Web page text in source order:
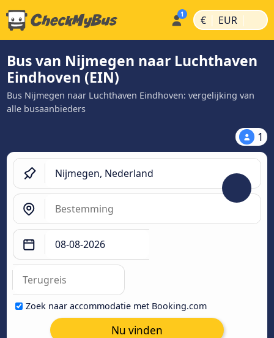
€ | EUR |
Bus van Nijmegen naar Luchthaven
Eindhoven (EIN)
Bus Nijmegen naar Luchthaven Eindhoven: vergelijking van
alle busaanbieders
1
Zoek naar accommodatie met Booking.com
Nu vinden